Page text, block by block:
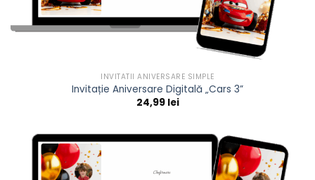
INVITATII ANIVERSARE SIMPLE
Invitație Aniversare Digitală „Cars 3”
24,99 lei